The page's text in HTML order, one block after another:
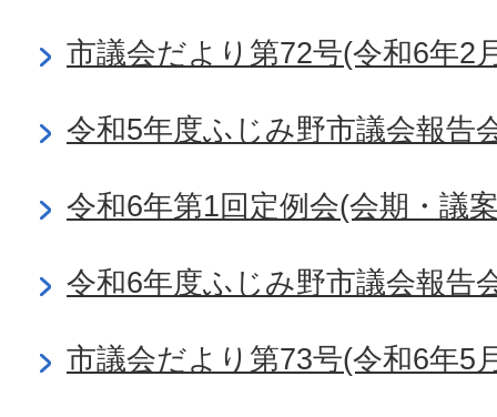
市議会だより第72号(令和6年2
令和5年度ふじみ野市議会報告
令和6年第1回定例会(会期・議
令和6年度ふじみ野市議会報告
市議会だより第73号(令和6年5